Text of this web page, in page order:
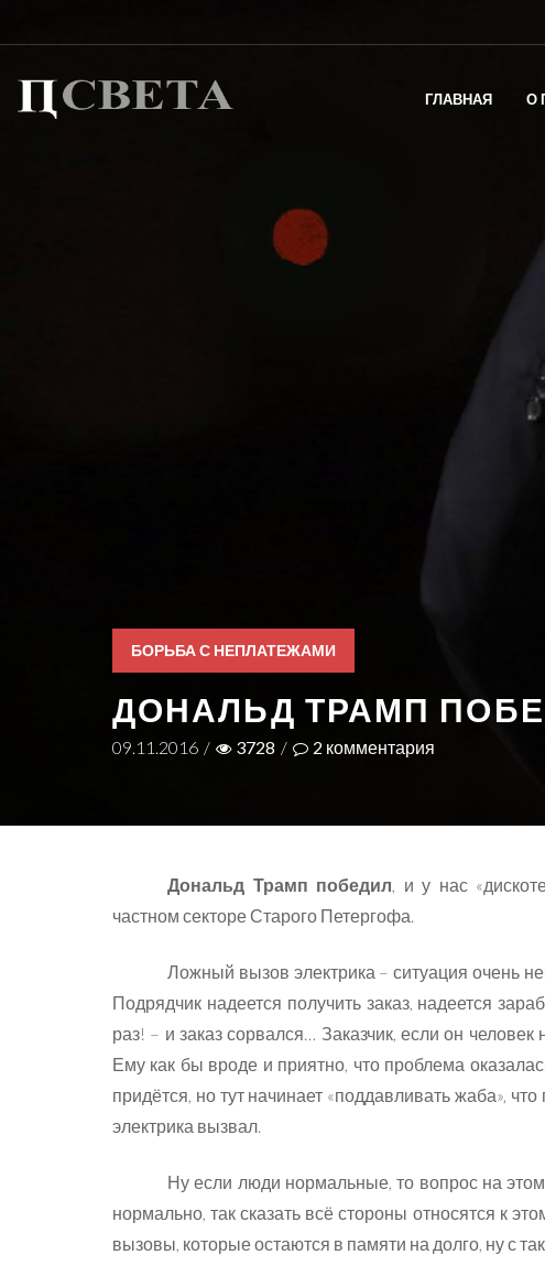
ГЛАВНАЯ О
БОРЬБА С НЕПЛАТЕЖАМИ
ДОНАЛЬД ТРАМП
09.11.2016 / 3728 / 2 комментария
Дональд Трамп победил, и у нас
частном секторе Старого Петергофа.
Ложный вызов электрика – ситуация очень
Подрядчик надеется получить заказ, надеется
раз! – и заказ сорвался… Заказчик, если он
Ему как бы вроде и приятно, что проблема
придётся, но тут начинает «поддавливать жаба»,
электрика вызвал.
Ну если люди нормальные, то вопрос на
нормально, так сказать всё стороны относятся к
вызовы, которые остаются в памяти на долго, ну с